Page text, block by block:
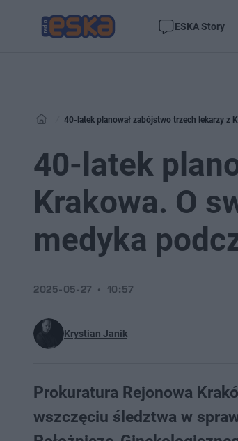
ESKA Story
40-latek planował zabójstwo trzech lekarzy z
40-latek
Krakowa. O
medyka
Krystian Janik
2025-05-27 10:57
Prokuratura Rejonowa
wszczęciu śledztwa w